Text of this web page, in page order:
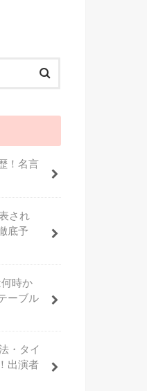
！名言
され
底予
何時か
ーブル
・タイ
出演者